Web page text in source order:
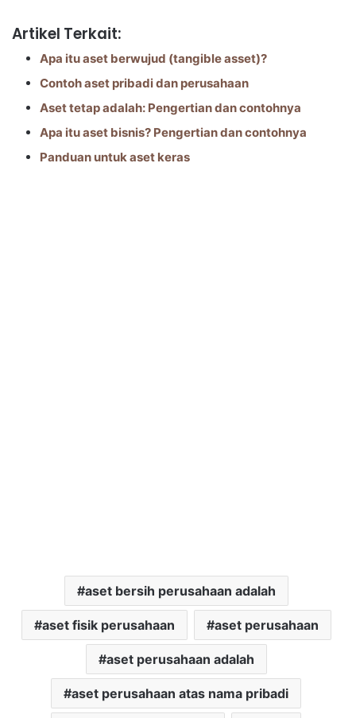
Artikel Terkait:
Apa itu aset berwujud (tangible asset)?
Contoh aset pribadi dan perusahaan
Aset tetap adalah: Pengertian dan contohnya
Apa itu aset bisnis? Pengertian dan contohnya
Panduan untuk aset keras
aset bersih perusahaan adalah
aset fisik perusahaan aset perusahaan
aset perusahaan adalah
aset perusahaan atas nama pribadi